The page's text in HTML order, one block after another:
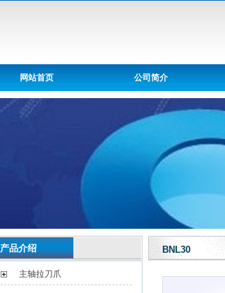
网站首页 公司简介
BNL30
产品介绍
主轴拉刀爪